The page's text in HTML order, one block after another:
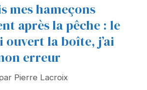
mes hameçons
après la pêche : le
ouvert la boîte, j’ai
erreur
Pierre Lacroix